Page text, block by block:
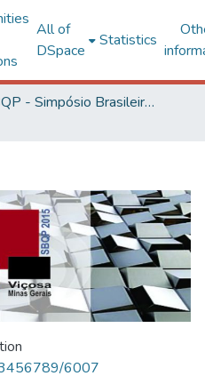
All of
DSpace
Statistics
SBQP - Simpósio Brasileiro de Qualidade do Projeto no Ambiente Construído
6007